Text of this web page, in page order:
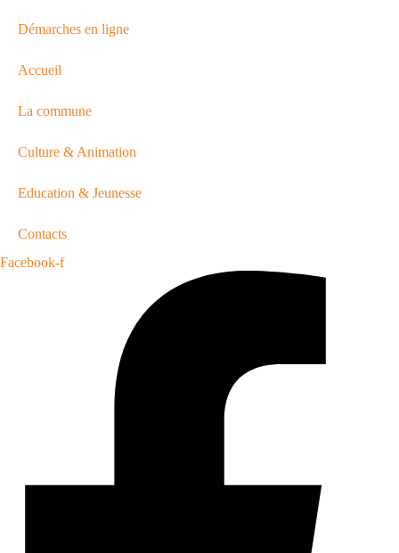
Démarches en ligne
Accueil
La commune
Culture & Animation
Education & Jeunesse
Contacts
Facebook-f